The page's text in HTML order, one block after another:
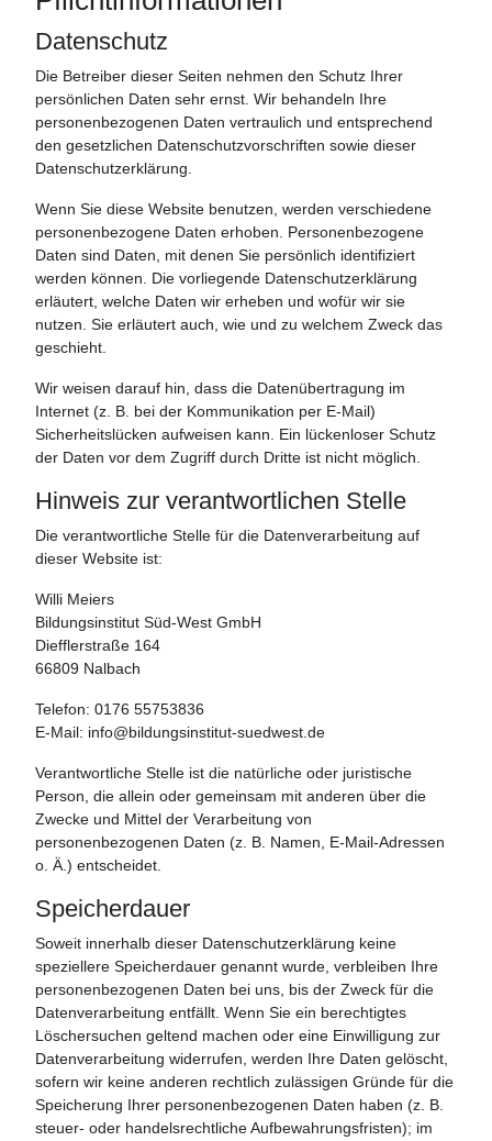
Datenschutz
Die Betreiber dieser Seiten nehmen den Schutz Ihrer
persönlichen Daten sehr ernst. Wir behandeln Ihre
personenbezogenen Daten vertraulich und entsprechend
den gesetzlichen Datenschutzvorschriften sowie dieser
Datenschutzerklärung.
Wenn Sie diese Website benutzen, werden verschiedene
personenbezogene Daten erhoben. Personenbezogene
Daten sind Daten, mit denen Sie persönlich identifiziert
werden können. Die vorliegende Datenschutzerklärung
erläutert, welche Daten wir erheben und wofür wir sie
nutzen. Sie erläutert auch, wie und zu welchem Zweck das
geschieht.
Wir weisen darauf hin, dass die Datenübertragung im
Internet (z. B. bei der Kommunikation per E-Mail)
Sicherheitslücken aufweisen kann. Ein lückenloser Schutz
der Daten vor dem Zugriff durch Dritte ist nicht möglich.
Hinweis zur verantwortlichen Stelle
Die verantwortliche Stelle für die Datenverarbeitung auf
dieser Website ist:
Willi Meiers
Bildungsinstitut Süd-West GmbH
Diefflerstraße 164
66809 Nalbach
Telefon: 0176 55753836
E-Mail: info@bildungsinstitut-suedwest.de
Verantwortliche Stelle ist die natürliche oder juristische
Person, die allein oder gemeinsam mit anderen über die
Zwecke und Mittel der Verarbeitung von
personenbezogenen Daten (z. B. Namen, E-Mail-Adressen
o. Ä.) entscheidet.
Speicherdauer
Soweit innerhalb dieser Datenschutzerklärung keine
speziellere Speicherdauer genannt wurde, verbleiben Ihre
personenbezogenen Daten bei uns, bis der Zweck für die
Datenverarbeitung entfällt. Wenn Sie ein berechtigtes
Löschersuchen geltend machen oder eine Einwilligung zur
Datenverarbeitung widerrufen, werden Ihre Daten gelöscht,
sofern wir keine anderen rechtlich zulässigen Gründe für die
Speicherung Ihrer personenbezogenen Daten haben (z. B.
steuer- oder handelsrechtliche Aufbewahrungsfristen); im